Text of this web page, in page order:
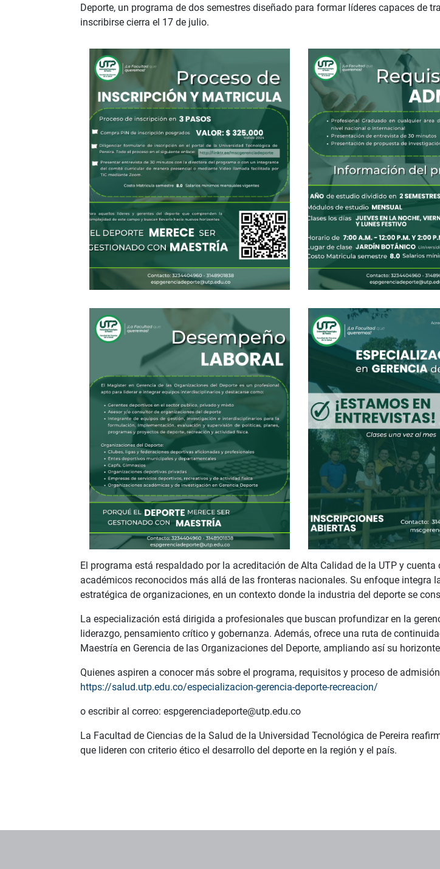
Deporte, un programa de dos semestres diseñado para formar líderes capaces de
inscribirse cierra el 17 de julio.
El programa está respaldado por la acreditación de Alta Calidad de la UTP y
académicos reconocidos más allá de las fronteras nacionales. Su enfoque integra
estratégica de organizaciones, en un contexto donde la industria del deporte se
La especialización está dirigida a profesionales que buscan profundizar en la
liderazgo, pensamiento crítico y gobernanza. Además, ofrece una ruta de
Maestría en Gerencia de las Organizaciones del Deporte, ampliando así su
Quienes aspiren a conocer más sobre el programa, requisitos y proceso de
https://salud.utp.edu.co/especializacion-gerencia-deporte-recreacion/
o escribir al correo: espgerenciadeporte@utp.edu.co
La Facultad de Ciencias de la Salud de la Universidad Tecnológica de Pereira
que lideren con criterio ético el desarrollo del deporte en la región y el país.